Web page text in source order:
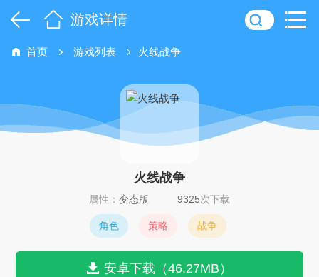
游戏详情
首页 游戏列表 火线战争
火线战争
属性： 变态版 9325次下载
角色 策略 战争
安卓下载（46.27MB）